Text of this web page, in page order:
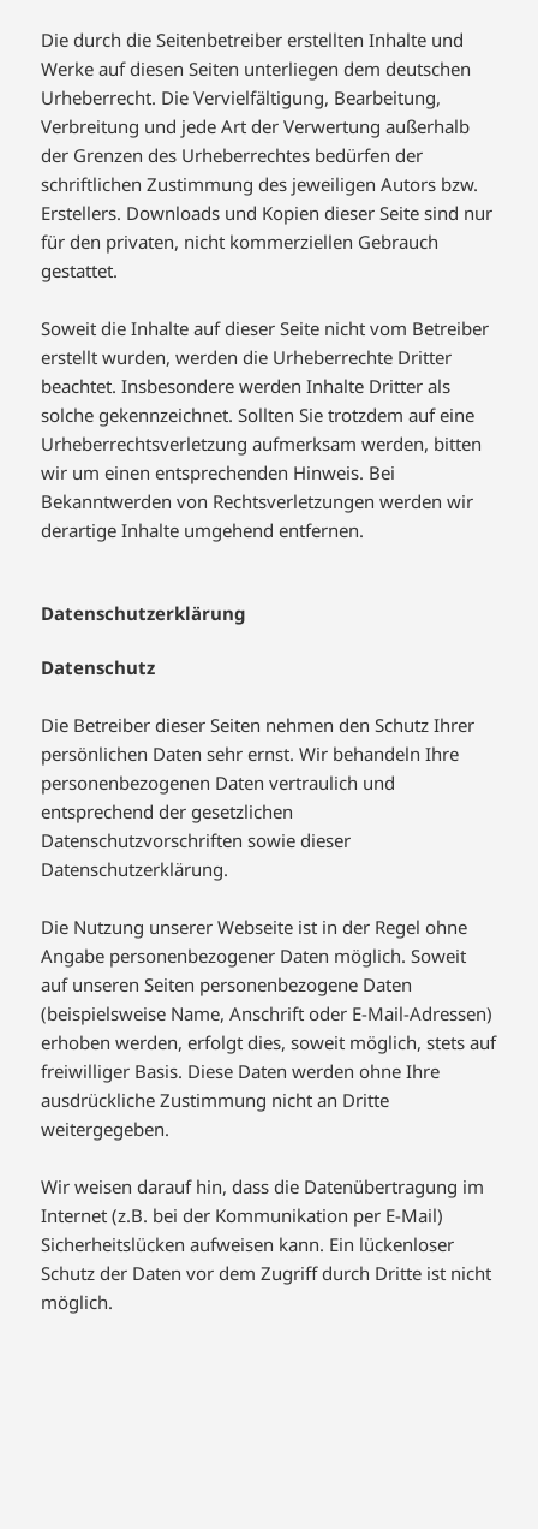
Die durch die Seitenbetreiber erstellten Inhalte und
Werke auf diesen Seiten unterliegen dem deutschen
Urheberrecht. Die Vervielfältigung, Bearbeitung,
Verbreitung und jede Art der Verwertung außerhalb
der Grenzen des Urheberrechtes bedürfen der
schriftlichen Zustimmung des jeweiligen Autors bzw.
Erstellers. Downloads und Kopien dieser Seite sind nur
für den privaten, nicht kommerziellen Gebrauch
gestattet.
Soweit die Inhalte auf dieser Seite nicht vom Betreiber
erstellt wurden, werden die Urheberrechte Dritter
beachtet. Insbesondere werden Inhalte Dritter als
solche gekennzeichnet. Sollten Sie trotzdem auf eine
Urheberrechtsverletzung aufmerksam werden, bitten
wir um einen entsprechenden Hinweis. Bei
Bekanntwerden von Rechtsverletzungen werden wir
derartige Inhalte umgehend entfernen.
Datenschutzerklärung
Datenschutz
Die Betreiber dieser Seiten nehmen den Schutz Ihrer
persönlichen Daten sehr ernst. Wir behandeln Ihre
personenbezogenen Daten vertraulich und
entsprechend der gesetzlichen
Datenschutzvorschriften sowie dieser
Datenschutzerklärung.
Die Nutzung unserer Webseite ist in der Regel ohne
Angabe personenbezogener Daten möglich. Soweit
auf unseren Seiten personenbezogene Daten
(beispielsweise Name, Anschrift oder E-Mail-Adressen)
erhoben werden, erfolgt dies, soweit möglich, stets auf
freiwilliger Basis. Diese Daten werden ohne Ihre
ausdrückliche Zustimmung nicht an Dritte
weitergegeben.
Wir weisen darauf hin, dass die Datenübertragung im
Internet (z.B. bei der Kommunikation per E-Mail)
Sicherheitslücken aufweisen kann. Ein lückenloser
Schutz der Daten vor dem Zugriff durch Dritte ist nicht
möglich.